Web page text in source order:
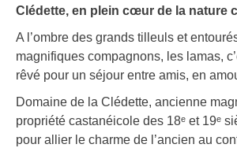
Clédette, en plein cœur de la nature
A l’ombre des grands tilleuls et
magnifiques compagnons, les lamas,
rêvé pour un séjour entre amis, en
Domaine de la Clédette, ancienne
propriété castanéicole des 18ᵉ et 19ᵉ
pour allier le charme de l’ancien au